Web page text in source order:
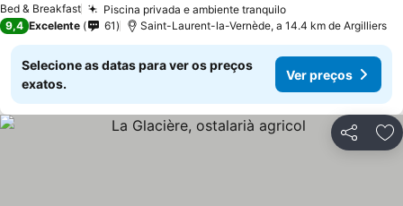
Bed & Breakfast Piscina privada e ambiente tranquilo
9,4 Excelente 61 Saint-Laurent-la-Vernède, a 14.4 km de Argilliers
Selecione as datas para ver os preços
exatos.
Ver preços
Partilhar